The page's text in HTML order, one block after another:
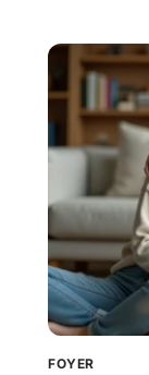
FOYER